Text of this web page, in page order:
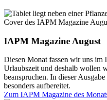
IAPM Magazine August
Diesen Monat fassen wir uns
Urlaubszeit und deshalb wollen
beanspruchen. In dieser
besonders aufbereitet.
Zum IAPM Magazine des